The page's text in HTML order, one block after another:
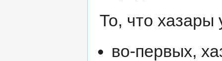
То, что хазары
во-первых,